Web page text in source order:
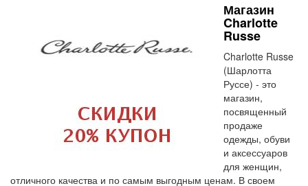
Магазин
Charlotte
Russe
Charlotte Russe
(Шарлотта
Руссе) - это
магазин,
посвященный
продаже
одежды, обуви
и аксессуаров
для женщин,
отличного качества и по самым выгодным ценам. В своем